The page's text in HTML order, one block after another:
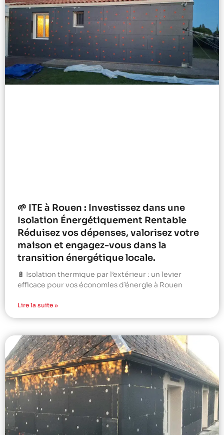
🌱 ITE à Rouen : Investissez dans une
Isolation Énergétiquement Rentable
Réduisez vos dépenses, valorisez votre
maison et engagez-vous dans la
transition énergétique locale.
🔋 Isolation thermique par l’extérieur : un levier
efficace pour vos économies d’énergie à Rouen
Lire la suite »